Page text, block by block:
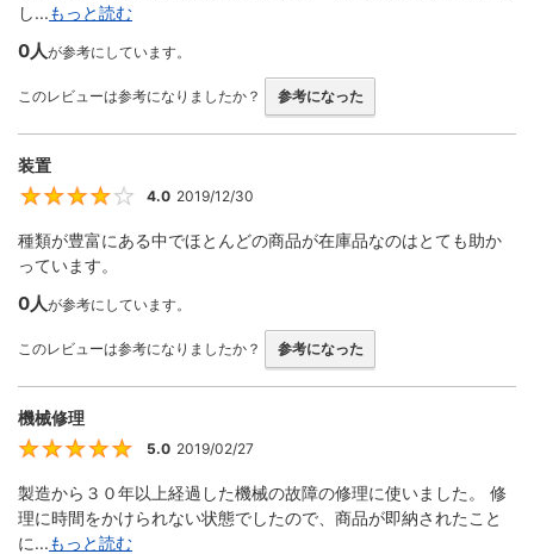
し...もっと読む
0人が参考にしています。
このレビューは参考になりましたか？ 参考になった
装置
4
4.0 2019/12/30
種類が豊富にある中でほとんどの商品が在庫品なのはとても助か
っています。
0人が参考にしています。
このレビューは参考になりましたか？ 参考になった
機械修理
5
5.0 2019/02/27
製造から３０年以上経過した機械の故障の修理に使いました。 修
理に時間をかけられない状態でしたので、商品が即納されたこと
に...もっと読む